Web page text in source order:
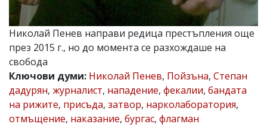
редакцията
не
носи
отговорност
за
тях!
откриете
обиден
за
коментар,
Николай Пенев направи редица престъпления още
през 2015 г., но до момента се разхождаше на
свобода
Ключови думи: Николай Пенев, Пойзъна, Степан
дадурян, журналист, нападение, фекалии, бандата
на рижите, присъда, затвор, нарколаборатория,
отмъщение, наказание, бургас, флагман